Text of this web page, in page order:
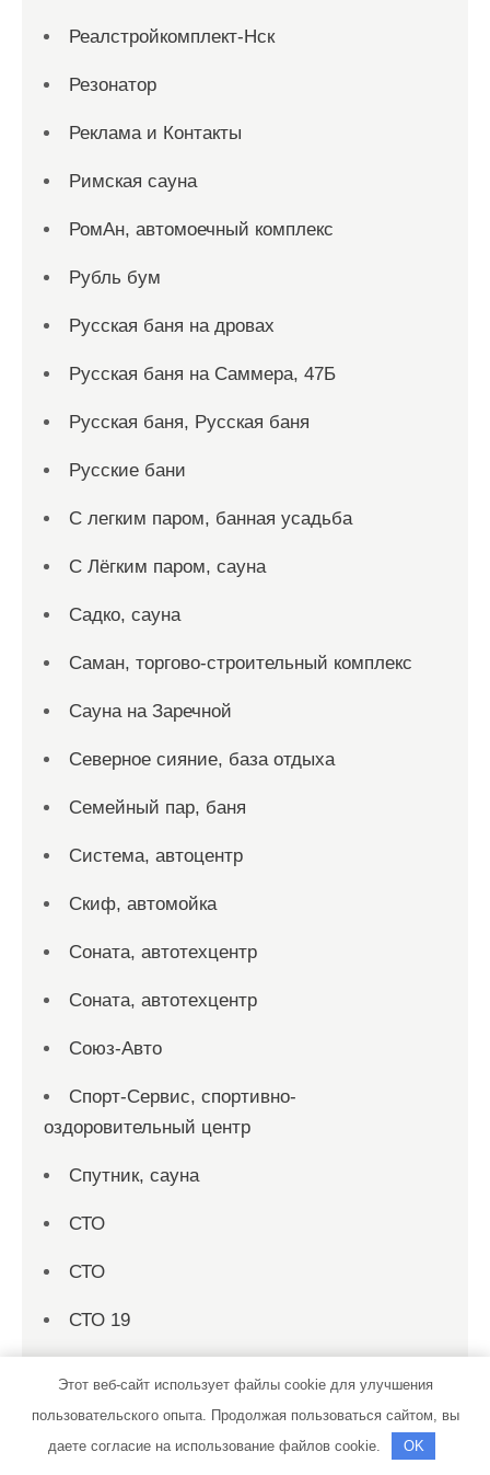
Реалстройкомплект-Нск
Резонатор
Реклама и Контакты
Римская сауна
РомАн, автомоечный комплекс
Рубль бум
Русская баня на дровах
Русская баня на Саммера, 47Б
Русская баня, Русская баня
Русские бани
С легким паром, банная усадьба
С Лёгким паром, сауна
Садко, сауна
Саман, торгово-строительный комплекс
Сауна на Заречной
Северное сияние, база отдыха
Семейный пар, баня
Система, автоцентр
Скиф, автомойка
Соната, автотехцентр
Соната, автотехцентр
Союз-Авто
Спорт-Сервис, спортивно-
оздоровительный центр
Спутник, сауна
СТО
СТО
СТО 19
Стройматериалы в Локотках, магазин
строительных материалов
Этот веб-сайт использует файлы cookie для улучшения
пользовательского опыта. Продолжая пользоваться сайтом, вы
даете согласие на использование файлов cookie.
OK